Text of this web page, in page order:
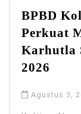
BPBD
Perkuat
Karhutla
2026
Agustus 3,